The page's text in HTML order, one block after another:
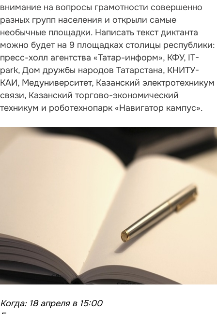
внимание на вопросы грамотности совершенно
разных групп населения и открыли самые
необычные площадки. Написать текст диктанта
можно будет на 9 площадках столицы республики:
пресс-холл агентства «Татар-информ», КФУ, IT-
park, Дом дружбы народов Татарстана, КНИТУ-
КАИ, Медуниверситет, Казанский электротехникум
связи, Казанский торгово-экономический
техникум и роботехнопарк «Навигатор кампус».
Когда: 18 апреля в 15:00